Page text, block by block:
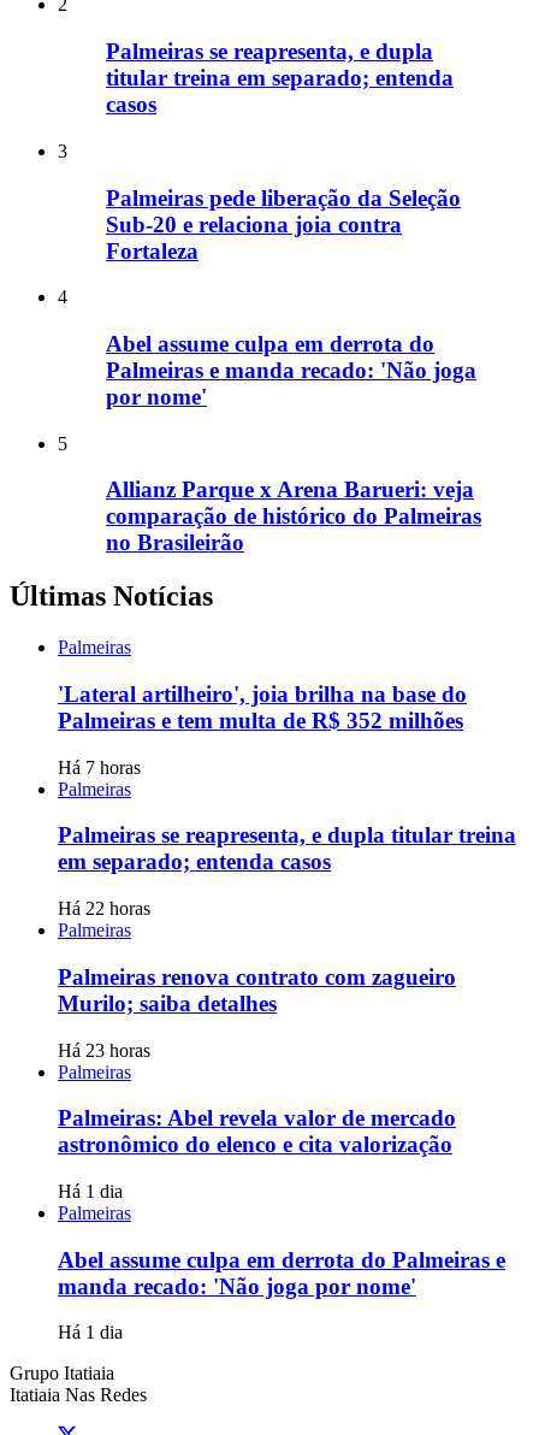
2
Palmeiras se reapresenta, e dupla
titular treina em separado; entenda
casos
3
Palmeiras pede liberação da Seleção
Sub-20 e relaciona joia contra
Fortaleza
4
Abel assume culpa em derrota do
Palmeiras e manda recado: 'Não joga
por nome'
5
Allianz Parque x Arena Barueri: veja
comparação de histórico do Palmeiras
no Brasileirão
Últimas Notícias
Palmeiras
'Lateral artilheiro', joia brilha na base do
Palmeiras e tem multa de R$ 352 milhões
Há 7 horas
Palmeiras
Palmeiras se reapresenta, e dupla titular treina
em separado; entenda casos
Há 22 horas
Palmeiras
Palmeiras renova contrato com zagueiro
Murilo; saiba detalhes
Há 23 horas
Palmeiras
Palmeiras: Abel revela valor de mercado
astronômico do elenco e cita valorização
Há 1 dia
Palmeiras
Abel assume culpa em derrota do Palmeiras e
manda recado: 'Não joga por nome'
Há 1 dia
Grupo Itatiaia
Itatiaia Nas Redes